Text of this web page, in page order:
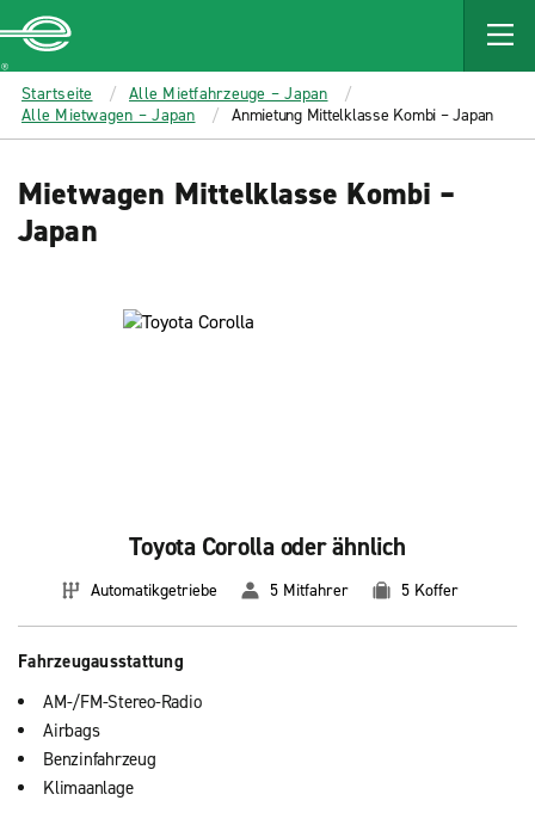
MAIN
CONTENT
Enterprise
Startseite
Alle Mietfahrzeuge – Japan
Alle Mietwagen – Japan
Anmietung Mittelklasse Kombi – Japan
Mietwagen Mittelklasse Kombi –
Japan
Toyota Corolla oder ähnlich
Automatikgetriebe 5 Mitfahrer 5 Koffer
Fahrzeugausstattung
AM-/FM-Stereo-Radio
Airbags
Benzinfahrzeug
Klimaanlage